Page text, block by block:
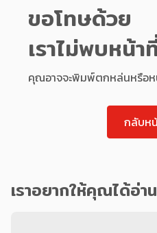
ขอโทษด้วย
เราไม่พบหน้
คุณอาจจะพิมพ์ตกหล่นหรือห
กลับห
เราอยากให้คุณได้อ่าน